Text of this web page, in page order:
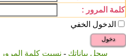
كلمة المرور :
الدخول الخفي
دخول
سجل بياناتك - نسيت كلمة